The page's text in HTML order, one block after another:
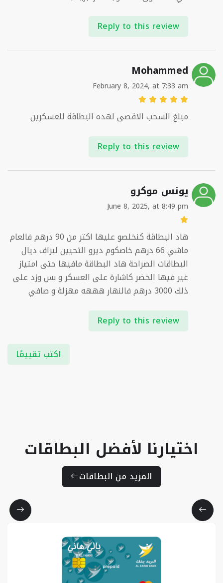
Reply to this review
Mohammed
February 8, 2024, at 7:33 am
مبلغ السحب الاقصى لهده البطاقة للعسكرين
Reply to this review
يونس موكرو
June 8, 2025, at 8:49 pm
هاد البطاقة كنخلصو عليها اكتر من 90 درهم فالعام
ماشي 66 درهم خاصكوم ديرو التحيين لبزاف ديال
البطاقات الصراحة هاد البطاقة مافيها حتى امتياز
غير فيها الخضر كاشارة على العسكر و بس وزد على
ذلك 3000 درهم فالنهار هههه مهزلة و صافي
Reply to this review
اكتب تقييمًا
اختيارنا لأفضل البطاقات
المزيد من البطاقات